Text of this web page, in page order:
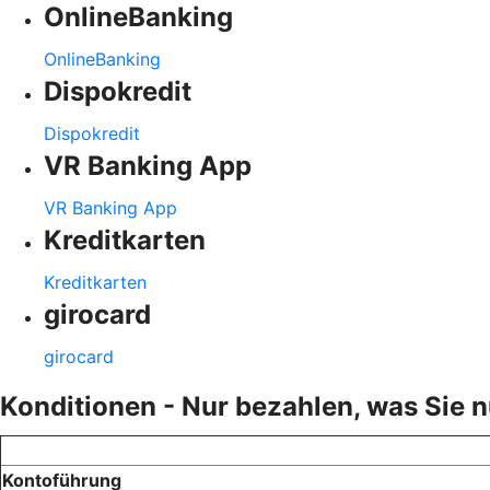
OnlineBanking
OnlineBanking
Dispokredit
Dispokredit
VR Banking App
VR Banking App
Kreditkarten
Kreditkarten
girocard
girocard
Konditionen - Nur bezahlen, was Sie
Kontoführung